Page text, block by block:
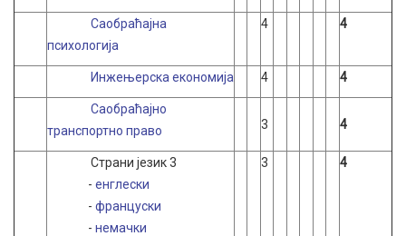
Саобраћајна
психологија
4 4
Инжењерска економија 4 4
Саобраћајно
транспортно право
3 4
Страни језик 3
- енглески
- француски
- немачки
3 4